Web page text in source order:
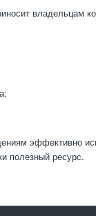
владельцам
эффективно
полезный ресурс.